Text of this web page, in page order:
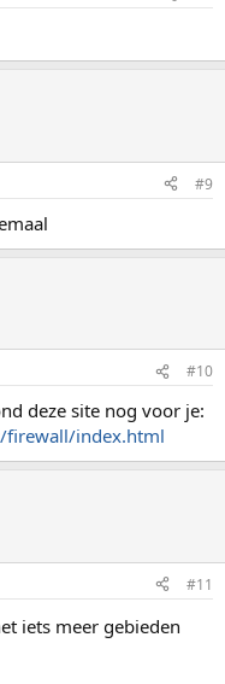
#9
#10
deze site nog voor je:
firewall/index.html
#11
iets meer gebieden